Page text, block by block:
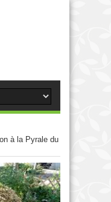
à la Pyrale du